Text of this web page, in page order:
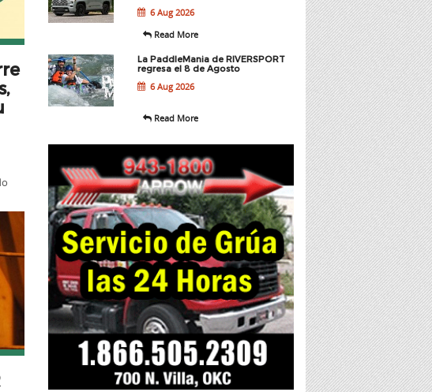
6 Aug 2026
Read More
La PaddleMania de RIVERSPORT
regresa el 8 de Agosto
6 Aug 2026
Read More